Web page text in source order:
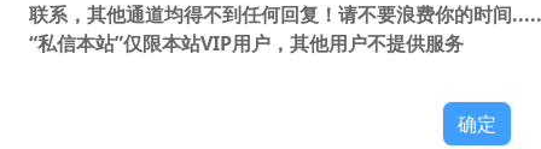
联系，其他通道均得不到任何回复！请不要浪费你的时间
“私信本站”仅限本站VIP用户，其他用户不提供服务
确定